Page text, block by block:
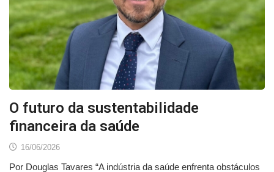
O futuro da sustentabilidade
financeira da saúde
16/06/2026
Por Douglas Tavares “A indústria da saúde enfrenta obstáculos